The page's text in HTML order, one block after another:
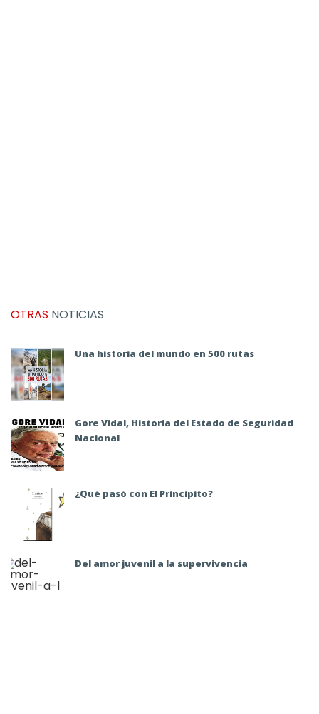
OTRAS NOTICIAS
Una historia del mundo en 500 rutas
Gore Vidal, Historia del Estado de Seguridad
Nacional
¿Qué pasó con El Principito?
Del amor juvenil a la supervivencia